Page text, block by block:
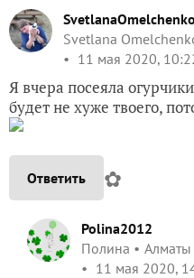
SvetlanaOmelchenko
Svetlana
11 мая 2020,
Я вчера посеяла
будет не хуже твоего,
Ответить ✿
Polina2012
Полина
Алматы
11 мая 2020,